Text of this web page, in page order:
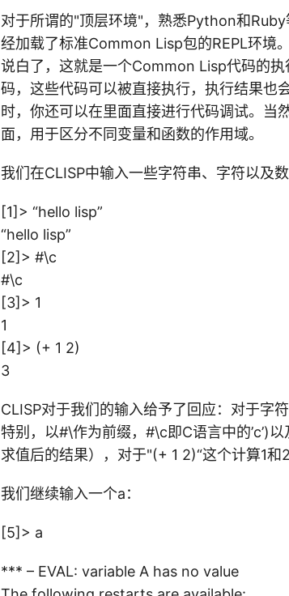
对于所谓的"顶层环境"，熟悉Python和
经加载了标准Common Lisp包的REPL环境
说白了，这就是一个Common Lisp代码的
码，这些代码可以被直接执行，执行结果也
时，你还可以在里面直接进行代码调试。
面，用于区分不同变量和函数的作用域。
我们在CLISP中输入一些字符串、字符以及
[1]> “hello lisp”
“hello lisp”
[2]> #\c
#\c
[3]> 1
1
[4]> (+ 1 2)
3
CLISP对于我们的输入给予了回应：对于字
特别，以#\作为前缀，#\c即C语言中的’c’)
求值后的结果），对于"(+ 1 2)“这个计算1和
我们继续输入一个a：
[5]> a
*** – EVAL: variable A has no value